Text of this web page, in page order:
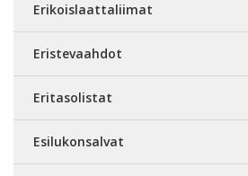
Erikoislaattaliimat
Eristevaahdot
Eritasolistat
Esilukonsalvat